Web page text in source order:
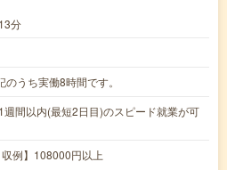
分
うち実働8時間です。
間以内(最短2日目)のスピード就業が可
例】108000円以上